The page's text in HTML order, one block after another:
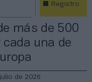
Registro
más de 500
una de
de 2026